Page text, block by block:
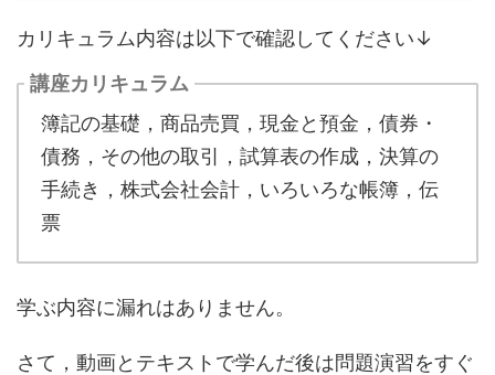
カリキュラム内容は以下で確認してください↓
講座カリキュラム
簿記の基礎，商品売買，現金と預金，債券・
債務，その他の取引，試算表の作成，決算の
手続き，株式会社会計，いろいろな帳簿，伝
票
学ぶ内容に漏れはありません。
さて，動画とテキストで学んだ後は問題演習をすぐ